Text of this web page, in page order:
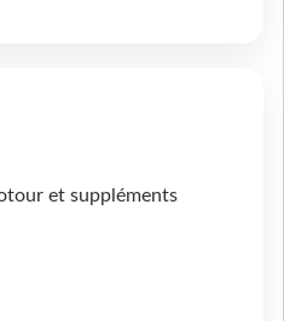
et suppléments